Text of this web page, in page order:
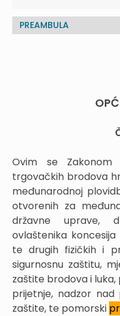
PREAMBULA
Ovim se Zakonom
trgovačkih brodova
međunarodnoj
otvorenih za
državne uprave,
ovlaštenika
te drugih fizičkih i
sigurnosnu zaštitu,
zaštite brodova i luka,
prijetnje, nadzor nad
zaštite, te pomorski